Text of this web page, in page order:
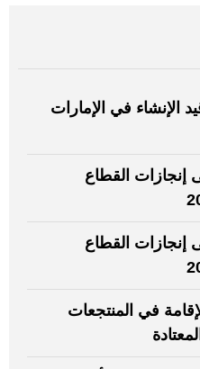
الإنشاء في الإمارات
القطاع
القطاع
في المنتجعات